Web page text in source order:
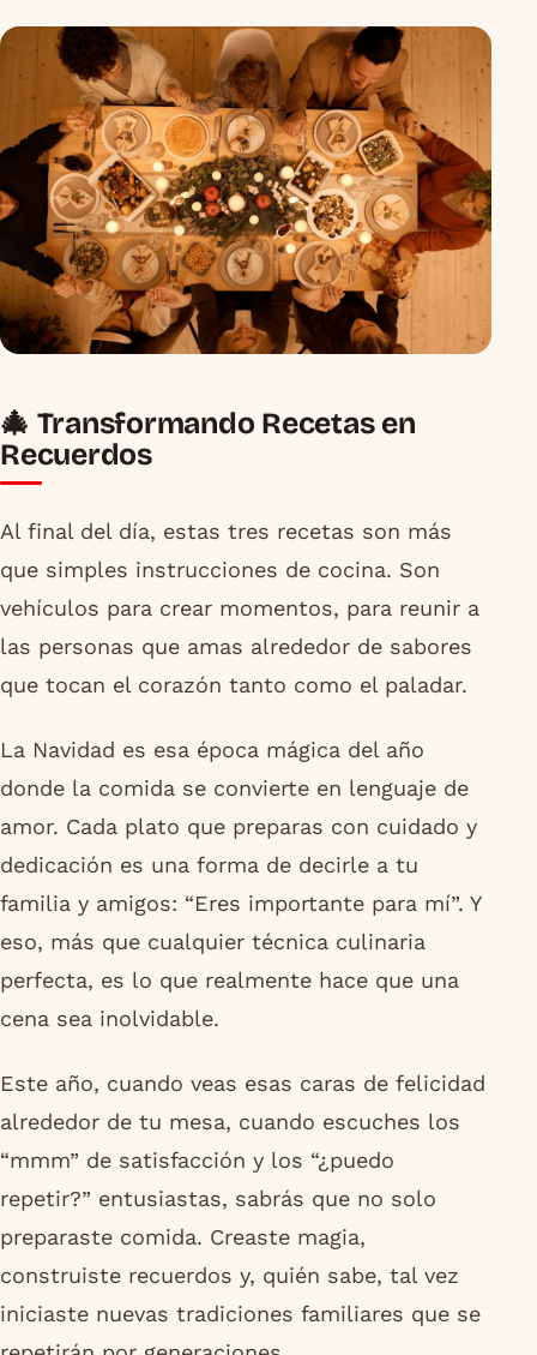
🎄 Transformando Recetas en
Recuerdos
Al final del día, estas tres recetas son más
que simples instrucciones de cocina. Son
vehículos para crear momentos, para reunir a
las personas que amas alrededor de sabores
que tocan el corazón tanto como el paladar.
La Navidad es esa época mágica del año
donde la comida se convierte en lenguaje de
amor. Cada plato que preparas con cuidado y
dedicación es una forma de decirle a tu
familia y amigos: “Eres importante para mí”. Y
eso, más que cualquier técnica culinaria
perfecta, es lo que realmente hace que una
cena sea inolvidable.
Este año, cuando veas esas caras de felicidad
alrededor de tu mesa, cuando escuches los
“mmm” de satisfacción y los “¿puedo
repetir?” entusiastas, sabrás que no solo
preparaste comida. Creaste magia,
construiste recuerdos y, quién sabe, tal vez
iniciaste nuevas tradiciones familiares que se